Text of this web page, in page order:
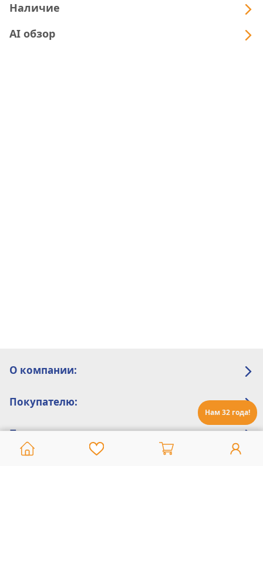
Нам 32 года!
Наличие
AI обзор
О компании:
Покупателю:
Помощь: